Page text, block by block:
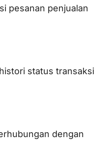
pesanan penjualan
status transaksi
dengan